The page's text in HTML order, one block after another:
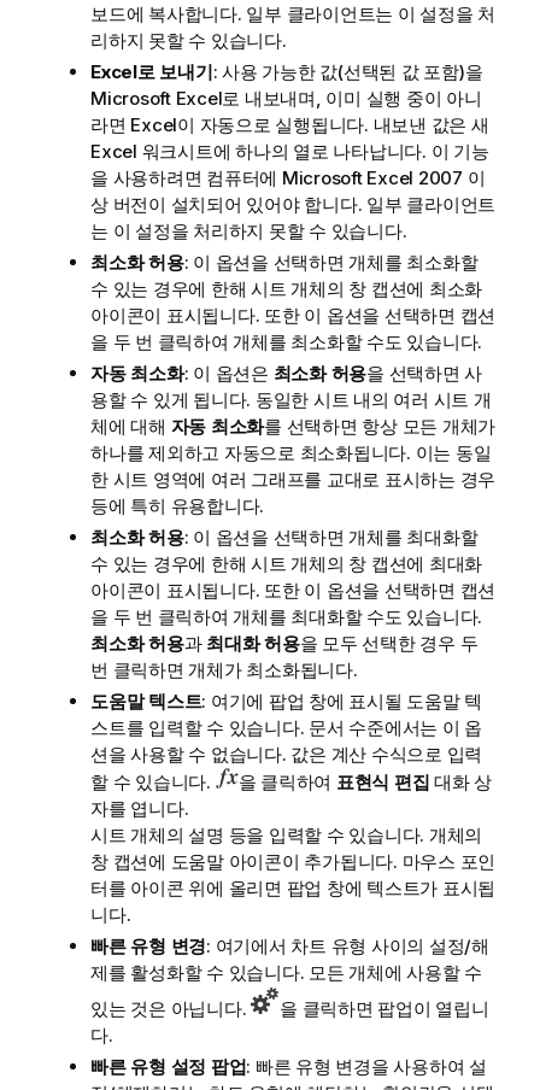
보드에 복사합니다. 일부 클라이언트는 이 설정을 처
리하지 못할 수 있습니다.
Excel로 보내기: 사용 가능한 값(선택된 값 포함)을
Microsoft Excel로 내보내며, 이미 실행 중이 아니
라면 Excel이 자동으로 실행됩니다. 내보낸 값은 새
Excel 워크시트에 하나의 열로 나타납니다. 이 기능
을 사용하려면 컴퓨터에 Microsoft Excel 2007 이
상 버전이 설치되어 있어야 합니다. 일부 클라이언트
는 이 설정을 처리하지 못할 수 있습니다.
최소화 허용: 이 옵션을 선택하면 개체를 최소화할
수 있는 경우에 한해 시트 개체의 창 캡션에 최소화
아이콘이 표시됩니다. 또한 이 옵션을 선택하면 캡션
을 두 번 클릭하여 개체를 최소화할 수도 있습니다.
자동 최소화: 이 옵션은 최소화 허용을 선택하면 사
용할 수 있게 됩니다. 동일한 시트 내의 여러 시트 개
체에 대해 자동 최소화를 선택하면 항상 모든 개체가
하나를 제외하고 자동으로 최소화됩니다. 이는 동일
한 시트 영역에 여러 그래프를 교대로 표시하는 경우
등에 특히 유용합니다.
최소화 허용: 이 옵션을 선택하면 개체를 최대화할
수 있는 경우에 한해 시트 개체의 창 캡션에 최대화
아이콘이 표시됩니다. 또한 이 옵션을 선택하면 캡션
을 두 번 클릭하여 개체를 최대화할 수도 있습니다.
최소화 허용과 최대화 허용을 모두 선택한 경우 두
번 클릭하면 개체가 최소화됩니다.
도움말 텍스트: 여기에 팝업 창에 표시될 도움말 텍
스트를 입력할 수 있습니다. 문서 수준에서는 이 옵
션을 사용할 수 없습니다. 값은 계산 수식으로 입력
할 수 있습니다.
을 클릭하여 표현식 편집 대화 상
자를 엽니다.
시트 개체의 설명 등을 입력할 수 있습니다. 개체의
창 캡션에 도움말 아이콘이 추가됩니다. 마우스 포인
터를 아이콘 위에 올리면 팝업 창에 텍스트가 표시됩
니다.
빠른 유형 변경: 여기에서 차트 유형 사이의 설정/해
제를 활성화할 수 있습니다. 모든 개체에 사용할 수
있는 것은 아닙니다.
을 클릭하면 팝업이 열립니
다.
빠른 유형 설정 팝업: 빠른 유형 변경을 사용하여 설